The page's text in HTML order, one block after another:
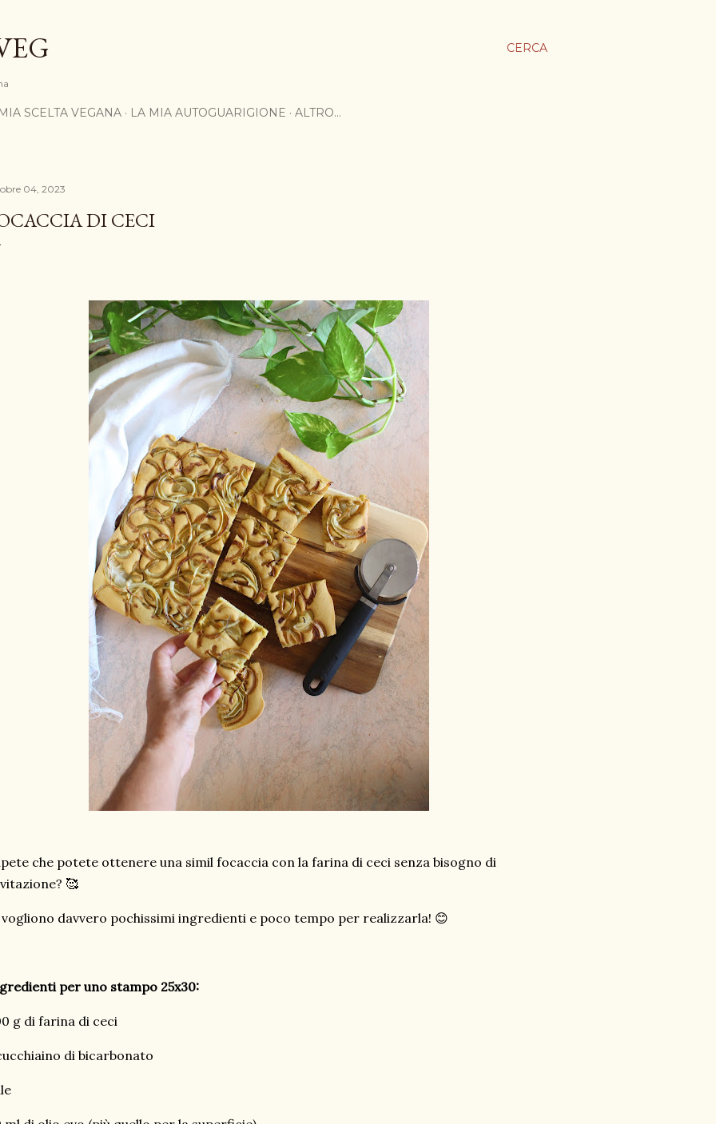
CERCA
SCELTA VEGANA LA MIA AUTOGUARIGIONE ALTRO…
04, 2023
DI CECI
che potete ottenere una simil focaccia con la farina di ceci senza bisogno di
🥰
vogliono davvero pochissimi ingredienti e poco tempo per realizzarla! 😊
per uno stampo 25x30:
g di farina di ceci
di bicarbonato